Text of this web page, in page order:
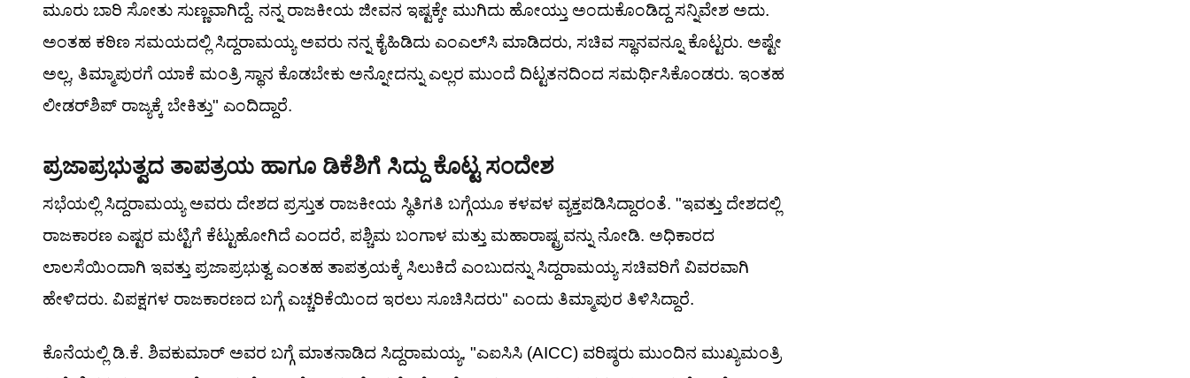
ಮೂರು ಬಾರಿ ಸೋತು ಸುಣ್ಣವಾಗಿದ್ದೆ. ನನ್ನ ರಾಜಕೀಯ ಜೀವನ ಇಷ್ಟಕ್ಕೇ ಮುಗಿದು ಹೋಯ್ತು ಅಂದುಕೊಂಡಿದ್ದ ಸನ್ನಿವೇಶ ಅದು.
ಅಂತಹ ಕಠಿಣ ಸಮಯದಲ್ಲಿ ಸಿದ್ದರಾಮಯ್ಯ ಅವರು ನನ್ನ ಕೈಹಿಡಿದು ಎಂಎಲ್‌ಸಿ ಮಾಡಿದರು, ಸಚಿವ ಸ್ಥಾನವನ್ನೂ ಕೊಟ್ಟರು. ಅಷ್ಟೇ
ಅಲ್ಲ, ತಿಮ್ಮಾಪುರಗೆ ಯಾಕೆ ಮಂತ್ರಿ ಸ್ಥಾನ ಕೊಡಬೇಕು ಅನ್ನೋದನ್ನು ಎಲ್ಲರ ಮುಂದೆ ದಿಟ್ಟತನದಿಂದ ಸಮರ್ಥಿಸಿಕೊಂಡರು. ಇಂತಹ
ಲೀಡರ್‌ಶಿಪ್ ರಾಜ್ಯಕ್ಕೆ ಬೇಕಿತ್ತು" ಎಂದಿದ್ದಾರೆ.
ಪ್ರಜಾಪ್ರಭುತ್ವದ ತಾಪತ್ರಯ ಹಾಗೂ ಡಿಕೆಶಿಗೆ ಸಿದ್ದು ಕೊಟ್ಟ ಸಂದೇಶ
ಸಭೆಯಲ್ಲಿ ಸಿದ್ದರಾಮಯ್ಯ ಅವರು ದೇಶದ ಪ್ರಸ್ತುತ ರಾಜಕೀಯ ಸ್ಥಿತಿಗತಿ ಬಗ್ಗೆಯೂ ಕಳವಳ ವ್ಯಕ್ತಪಡಿಸಿದ್ದಾರಂತೆ. "ಇವತ್ತು ದೇಶದಲ್ಲಿ
ರಾಜಕಾರಣ ಎಷ್ಟರ ಮಟ್ಟಿಗೆ ಕೆಟ್ಟುಹೋಗಿದೆ ಎಂದರೆ, ಪಶ್ಚಿಮ ಬಂಗಾಳ ಮತ್ತು ಮಹಾರಾಷ್ಟ್ರವನ್ನು ನೋಡಿ. ಅಧಿಕಾರದ
ಲಾಲಸೆಯಿಂದಾಗಿ ಇವತ್ತು ಪ್ರಜಾಪ್ರಭುತ್ವ ಎಂತಹ ತಾಪತ್ರಯಕ್ಕೆ ಸಿಲುಕಿದೆ ಎಂಬುದನ್ನು ಸಿದ್ದರಾಮಯ್ಯ ಸಚಿವರಿಗೆ ವಿವರವಾಗಿ
ಹೇಳಿದರು. ವಿಪಕ್ಷಗಳ ರಾಜಕಾರಣದ ಬಗ್ಗೆ ಎಚ್ಚರಿಕೆಯಿಂದ ಇರಲು ಸೂಚಿಸಿದರು" ಎಂದು ತಿಮ್ಮಾಪುರ ತಿಳಿಸಿದ್ದಾರೆ.
ಕೊನೆಯಲ್ಲಿ ಡಿ.ಕೆ. ಶಿವಕುಮಾರ್ ಅವರ ಬಗ್ಗೆ ಮಾತನಾಡಿದ ಸಿದ್ದರಾಮಯ್ಯ, "ಎಐಸಿಸಿ (AICC) ವರಿಷ್ಠರು ಮುಂದಿನ ಮುಖ್ಯಮಂತ್ರಿ